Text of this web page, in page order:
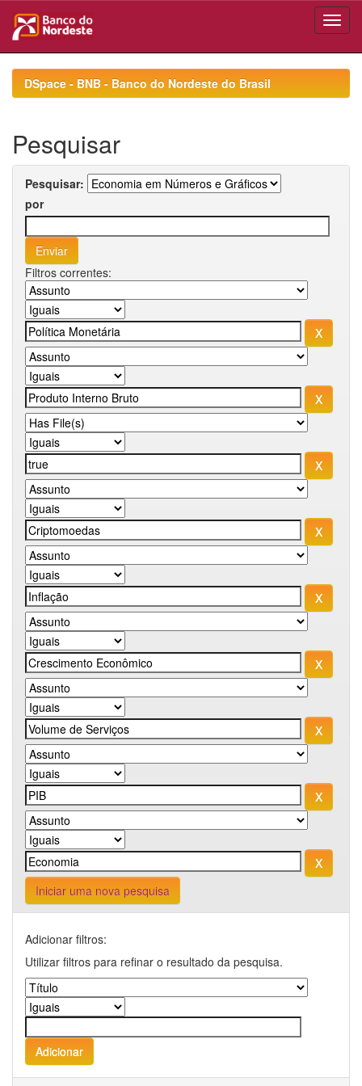
navigationDSpace - BNB - Banco do Nordeste do Brasil
Pesquisar
Pesquisar:
por
Filtros correntes:
Iniciar uma nova pesquisa
Adicionar filtros:
Utilizar filtros para refinar o resultado da pesquisa.